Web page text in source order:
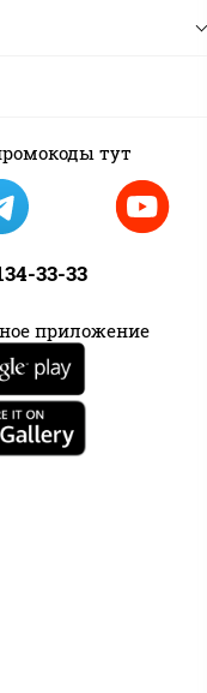
тут
33-33
приложение
масло растительное
лук репчатый